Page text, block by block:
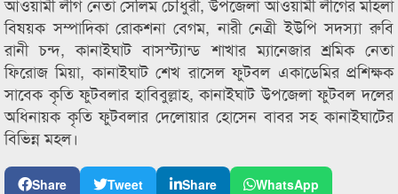
বিষয়ক সম্পাদিকা রোকশনা বেগম, নারী নেত্রী ইউপি সদস্যা রুবি
রানী চন্দ, কানাইঘাট বাসস্ট্যান্ড শাখার ম্যানেজার শ্রমিক নেতা
ফিরোজ মিয়া, কানাইঘাট শেখ রাসেল ফুটবল একাডেমির প্রশিক্ষক
সাবেক কৃতি ফুটবলার হাবিবুল্লাহ, কানাইঘাট উপজেলা ফুটবল দলের
অধিনায়ক কৃতি ফুটবলার দেলোয়ার হোসেন বাবর সহ কানাইঘাটের
বিভিন্ন মহল।
Share Tweet Share
WhatsApp